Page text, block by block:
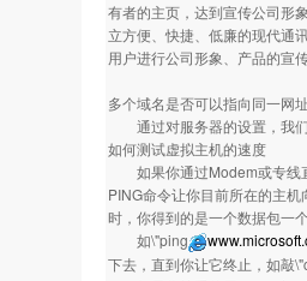
有者的主页，达到宣传公司形
立方便、快捷、低廉的现代通
用户进行公司形象、产品的宣
多个域名是否可以指向同一网
通过对服务器的设置，我们
如何测试虚拟主机的速度
如果你通过Modem或专线
PING命令让你目前所在的主
时，你得到的是一个数据包一
如\"ping
下去，直到你让它终止，如敲